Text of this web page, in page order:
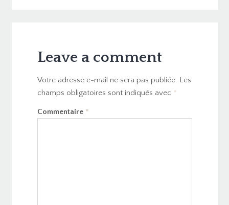
Leave a comment
Votre adresse e-mail ne sera pas publiée. Les
champs obligatoires sont indiqués avec *
Commentaire *